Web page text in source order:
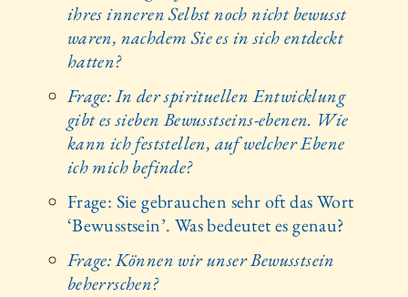
ihres inneren Selbst noch nicht bewusst
waren, nachdem Sie es in sich entdeckt
hatten?
Frage: In der spirituellen Entwicklung
gibt es sieben Bewusstseins-ebenen. Wie
kann ich feststellen, auf welcher Ebene
ich mich befinde?
Frage: Sie gebrauchen sehr oft das Wort
‘Bewusstsein’. Was bedeutet es genau?
Frage: Können wir unser Bewusstsein
beherrschen?